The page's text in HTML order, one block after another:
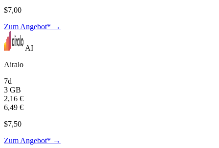
$7,00
Zum Angebot* →
AI
Airalo
7d
3 GB
2,16 €
6,49 €
$7,50
Zum Angebot* →